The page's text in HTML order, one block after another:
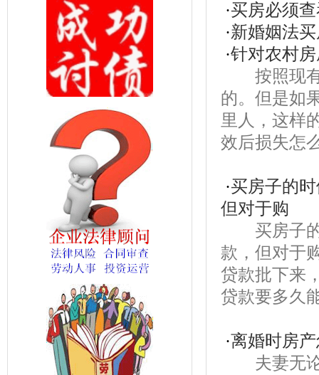
·买房必须
·新婚姻法
·针对农村
按照现有
的。但是如
里人，这样
效后损失怎
·买房子的
但对于购
买房子的
款，但对于
贷款批下来
贷款要多久
·离婚时房
夫妻无论